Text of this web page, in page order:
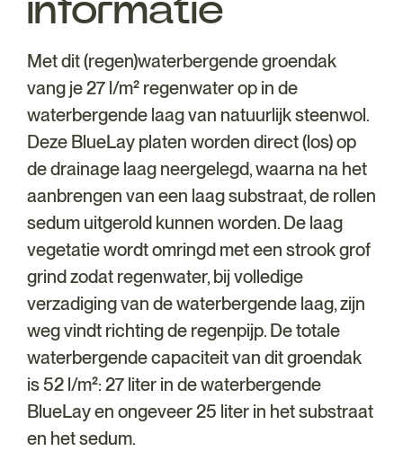
informatie
Met dit (regen)waterbergende groendak
vang je 27 l/m² regenwater op in de
waterbergende laag van natuurlijk steenwol.
Deze BlueLay platen worden direct (los) op
de drainage laag neergelegd, waarna na het
aanbrengen van een laag substraat, de rollen
sedum uitgerold kunnen worden. De laag
vegetatie wordt omringd met een strook grof
grind zodat regenwater, bij volledige
verzadiging van de waterbergende laag, zijn
weg vindt richting de regenpijp. De totale
waterbergende capaciteit van dit groendak
is 52 l/m²: 27 liter in de waterbergende
BlueLay en ongeveer 25 liter in het substraat
en het sedum.